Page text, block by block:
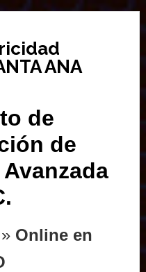
ANA
de
de
Online en